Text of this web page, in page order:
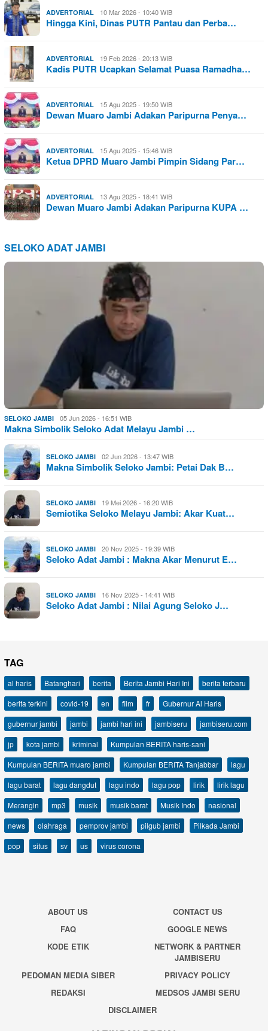
ADVERTORIAL 10 Mar 2026 - 10:40 WIB
Hingga Kini, Dinas PUTR Pantau dan Perba…
ADVERTORIAL 19 Feb 2026 - 20:13 WIB
Kadis PUTR Ucapkan Selamat Puasa Ramadha…
ADVERTORIAL 15 Agu 2025 - 19:50 WIB
Dewan Muaro Jambi Adakan Paripurna Penya…
ADVERTORIAL 15 Agu 2025 - 15:46 WIB
Ketua DPRD Muaro Jambi Pimpin Sidang Par…
ADVERTORIAL 13 Agu 2025 - 18:41 WIB
Dewan Muaro Jambi Adakan Paripurna KUPA …
SELOKO ADAT JAMBI
SELOKO JAMBI 05 Jun 2026 - 16:51 WIB
Makna Simbolik Seloko Adat Melayu Jambi …
SELOKO JAMBI 02 Jun 2026 - 13:47 WIB
Makna Simbolik Seloko Jambi: Petai Dak B…
SELOKO JAMBI 19 Mei 2026 - 16:20 WIB
Semiotika Seloko Melayu Jambi: Akar Kuat…
SELOKO JAMBI 20 Nov 2025 - 19:39 WIB
Seloko Adat Jambi : Makna Akar Menurut E…
SELOKO JAMBI 16 Nov 2025 - 14:41 WIB
Seloko Adat Jambi : Nilai Agung Seloko J…
TAG
al haris Batanghari berita Berita Jambi Hari Ini
berita terbaru
berita terkini
covid-19 en film fr
Gubernur Al Haris
gubernur jambi
jambi jambi hari ini jambiseru
jambiseru.com
jp
kota jambi kriminal
Kumpulan BERITA haris-sani
Kumpulan BERITA muaro jambi
Kumpulan BERITA Tanjabbar
lagu
lagu barat
lagu dangdut lagu indo lagu pop lirik
lirik lagu
Merangin
mp3 musik musik barat Musik Indo
nasional
news
olahraga pemprov jambi pilgub jambi
Pilkada Jambi
pop
situs sv us virus corona
ABOUT US
CONTACT US
FAQ
GOOGLE NEWS
KODE ETIK
NETWORK & PARTNER
JAMBISERU
PEDOMAN MEDIA SIBER
PRIVACY POLICY
REDAKSI
MEDSOS JAMBI SERU
DISCLAIMER